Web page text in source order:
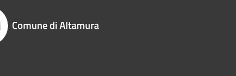
Comune di Altamura